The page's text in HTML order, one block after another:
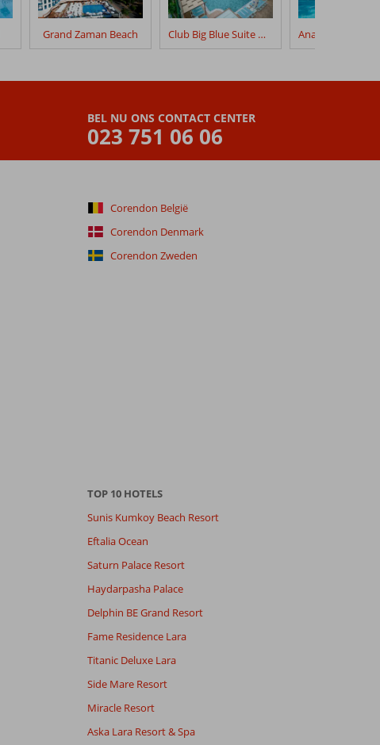
Grand Zaman Beach Club Big Blue Suite Hotel
BEL NU ONS CONTACT CENTER
023 751 06 06
Corendon België
Corendon Denmark
Corendon Zweden
TOP 10 HOTELS
Sunis Kumkoy Beach Resort
Eftalia Ocean
Saturn Palace Resort
Haydarpasha Palace
Delphin BE Grand Resort
Fame Residence Lara
Titanic Deluxe Lara
Side Mare Resort
Miracle Resort
Aska Lara Resort & Spa